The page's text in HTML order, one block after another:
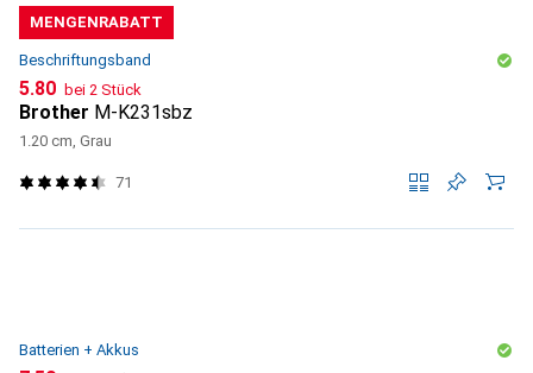
MENGENRABATT
Beschriftungsband
CHF
5.80 bei 2 Stück
Brother M-K231sbz
1.20 cm, Grau
71
Batterien + Akkus